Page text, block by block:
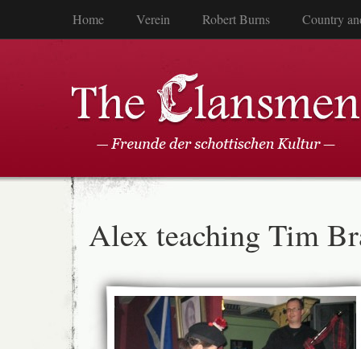
Home Verein Robert Burns Country
Alex teaching Tim